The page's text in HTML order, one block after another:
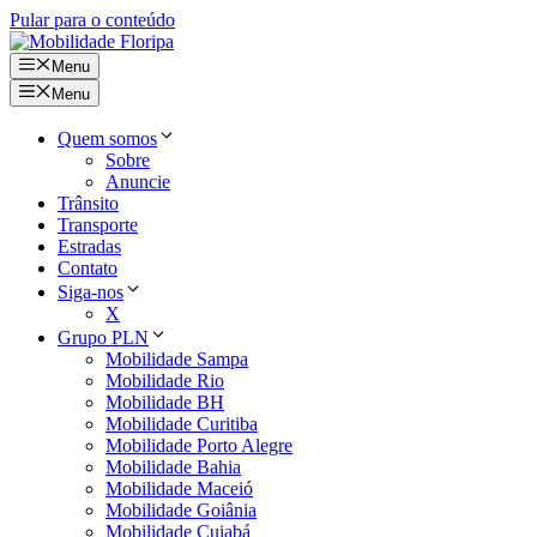
Pular para o conteúdo
Menu
Menu
Quem somos
Sobre
Anuncie
Trânsito
Transporte
Estradas
Contato
Siga-nos
X
Grupo PLN
Mobilidade Sampa
Mobilidade Rio
Mobilidade BH
Mobilidade Curitiba
Mobilidade Porto Alegre
Mobilidade Bahia
Mobilidade Maceió
Mobilidade Goiânia
Mobilidade Cuiabá